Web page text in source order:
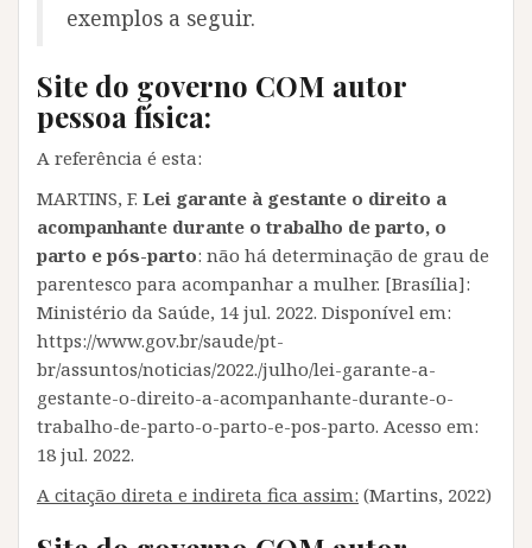
exemplos a seguir.
Site do governo COM autor
pessoa física:
A referência é esta:
MARTINS, F. Lei garante à gestante o direito a
acompanhante durante o trabalho de parto, o
parto e pós-parto: não há determinação de grau de
parentesco para acompanhar a mulher. [Brasília]:
Ministério da Saúde, 14 jul. 2022. Disponível em:
https://www.gov.br/saude/pt-
br/assuntos/noticias/2022./julho/lei-garante-a-
gestante-o-direito-a-acompanhante-durante-o-
trabalho-de-parto-o-parto-e-pos-parto. Acesso em:
18 jul. 2022.
A citação direta e indireta fica assim: (Martins, 2022)